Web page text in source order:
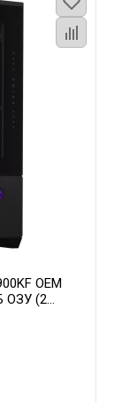
OEM
ОЗУ (2
GDDR7